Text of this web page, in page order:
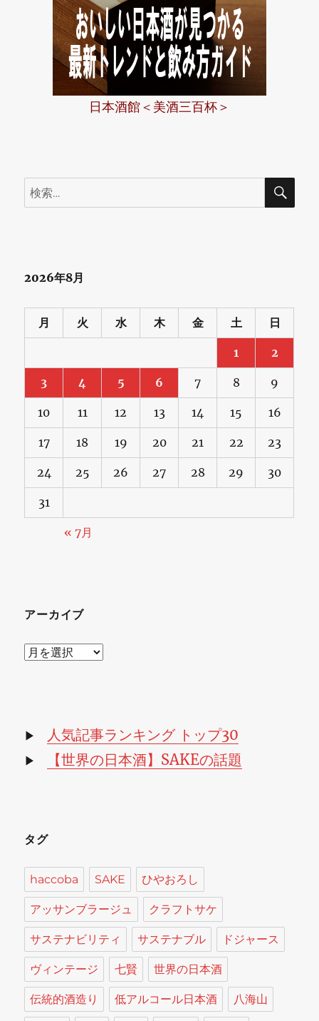
日本酒館＜美酒三百杯＞
検
索:
検
2026年8月
月 火 水 木 金 土 日
1 2
3 4 5 6 7 8 9
10 11 12 13 14 15 16
17 18 19 20 21 22 23
24 25 26 27 28 29 30
31
« 7月
アーカイブ
ア
ブ
▶ 人気記事ランキング トップ30
▶ 【世界の日本酒】SAKEの話題
タグ
haccoba SAKE ひやおろし
アッサンブラージュ クラフトサケ
サステナビリティ サステナブル ドジャース
ヴィンテージ 七賢 世界の日本酒
伝統的酒造り 低アルコール日本酒 八海山